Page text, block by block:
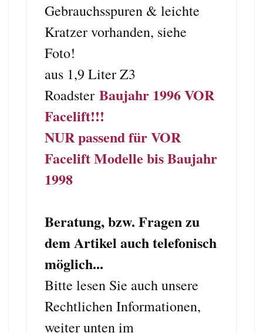
Gebrauchsspuren & leichte
Kratzer vorhanden, siehe
Foto!
aus 1,9 Liter Z3
Roadster Baujahr 1996 VOR
Facelift!!!
NUR passend für VOR
Facelift Modelle bis Baujahr
1998
Beratung, bzw. Fragen zu
dem Artikel auch telefonisch
möglich...
Bitte lesen Sie auch unsere
Rechtlichen Informationen,
weiter unten im